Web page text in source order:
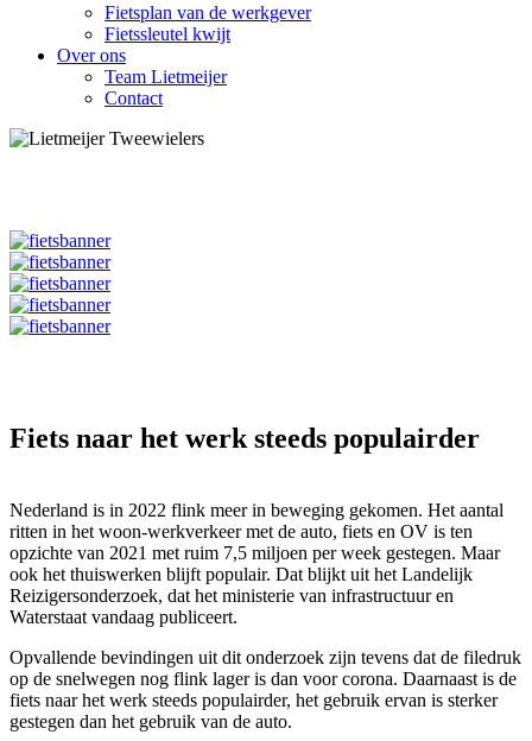
Fietsplan van de werkgever
Fietssleutel kwijt
Over ons
Team Lietmeijer
Contact
Fiets naar het werk steeds populairder
Nederland is in 2022 flink meer in beweging gekomen. Het aantal
ritten in het woon-werkverkeer met de auto, fiets en OV is ten
opzichte van 2021 met ruim 7,5 miljoen per week gestegen. Maar
ook het thuiswerken blijft populair. Dat blijkt uit het Landelijk
Reizigersonderzoek, dat het ministerie van infrastructuur en
Waterstaat vandaag publiceert.
Opvallende bevindingen uit dit onderzoek zijn tevens dat de filedruk
op de snelwegen nog flink lager is dan voor corona. Daarnaast is de
fiets naar het werk steeds populairder, het gebruik ervan is sterker
gestegen dan het gebruik van de auto.